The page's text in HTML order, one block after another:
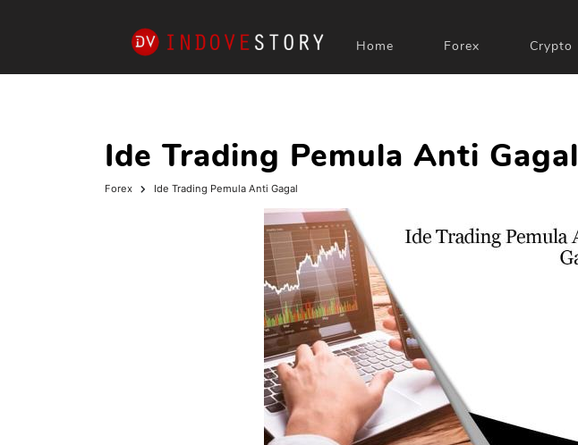
Home Forex Crypto
Ide Trading Pemula Anti Gagal
Forex Ide Trading Pemula Anti Gagal